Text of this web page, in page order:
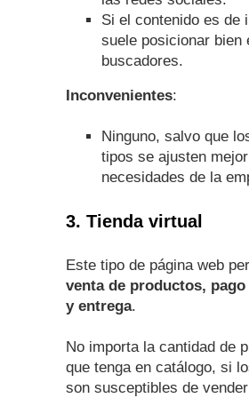
Si el contenido es de
suele posicionar bien
buscadores.
Inconvenientes:
Ninguno, salvo que
tipos se ajusten
necesidades de la
3. Tienda virtual
Este tipo de página web
venta de productos,
y entrega.
No importa la cantidad de
que tenga en catálogo, si
son susceptibles de